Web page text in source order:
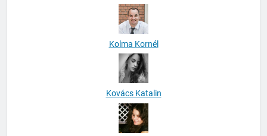
Kolma Kornél
Kovács Katalin